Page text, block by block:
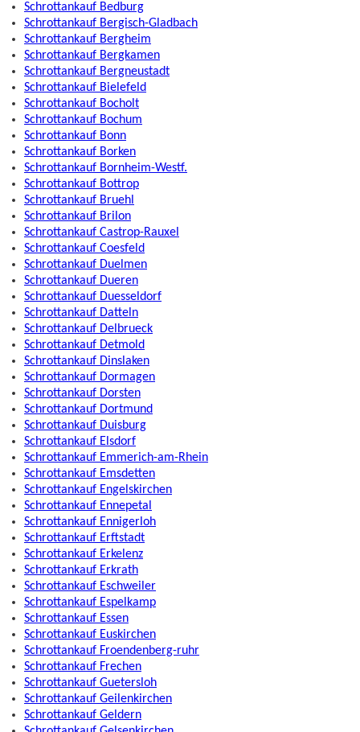
Schrottankauf Bedburg
Schrottankauf Bergisch-Gladbach
Schrottankauf Bergheim
Schrottankauf Bergkamen
Schrottankauf Bergneustadt
Schrottankauf Bielefeld
Schrottankauf Bocholt
Schrottankauf Bochum
Schrottankauf Bonn
Schrottankauf Borken
Schrottankauf Bornheim-Westf.
Schrottankauf Bottrop
Schrottankauf Bruehl
Schrottankauf Brilon
Schrottankauf Castrop-Rauxel
Schrottankauf Coesfeld
Schrottankauf Duelmen
Schrottankauf Dueren
Schrottankauf Duesseldorf
Schrottankauf Datteln
Schrottankauf Delbrueck
Schrottankauf Detmold
Schrottankauf Dinslaken
Schrottankauf Dormagen
Schrottankauf Dorsten
Schrottankauf Dortmund
Schrottankauf Duisburg
Schrottankauf Elsdorf
Schrottankauf Emmerich-am-Rhein
Schrottankauf Emsdetten
Schrottankauf Engelskirchen
Schrottankauf Ennepetal
Schrottankauf Ennigerloh
Schrottankauf Erftstadt
Schrottankauf Erkelenz
Schrottankauf Erkrath
Schrottankauf Eschweiler
Schrottankauf Espelkamp
Schrottankauf Essen
Schrottankauf Euskirchen
Schrottankauf Froendenberg-ruhr
Schrottankauf Frechen
Schrottankauf Guetersloh
Schrottankauf Geilenkirchen
Schrottankauf Geldern